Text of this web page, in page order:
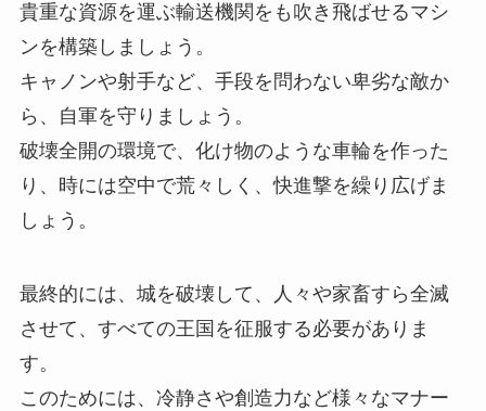
貴重な資源を運ぶ輸送機関をも吹き飛ばせるマシ
ンを構築しましょう。
キャノンや射手など、手段を問わない卑劣な敵か
ら、自軍を守りましょう。
破壊全開の環境で、化け物のような車輪を作った
り、時には空中で荒々しく、快進撃を繰り広げま
しょう。
最終的には、城を破壊して、人々や家畜すら全滅
させて、すべての王国を征服する必要がありま
す。
このためには、冷静さや創造力など様々なマナー